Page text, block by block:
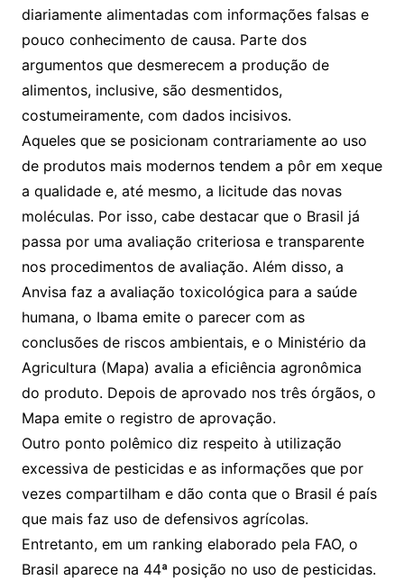
diariamente alimentadas com informações falsas e
pouco conhecimento de causa. Parte dos
argumentos que desmerecem a produção de
alimentos, inclusive, são desmentidos,
costumeiramente, com dados incisivos.
Aqueles que se posicionam contrariamente ao uso
de produtos mais modernos tendem a pôr em xeque
a qualidade e, até mesmo, a licitude das novas
moléculas. Por isso, cabe destacar que o Brasil já
passa por uma avaliação criteriosa e transparente
nos procedimentos de avaliação. Além disso, a
Anvisa faz a avaliação toxicológica para a saúde
humana, o Ibama emite o parecer com as
conclusões de riscos ambientais, e o Ministério da
Agricultura (Mapa) avalia a eficiência agronômica
do produto. Depois de aprovado nos três órgãos, o
Mapa emite o registro de aprovação.
Outro ponto polêmico diz respeito à utilização
excessiva de pesticidas e as informações que por
vezes compartilham e dão conta que o Brasil é país
que mais faz uso de defensivos agrícolas.
Entretanto, em um ranking elaborado pela FAO, o
Brasil aparece na 44ª posição no uso de pesticidas.